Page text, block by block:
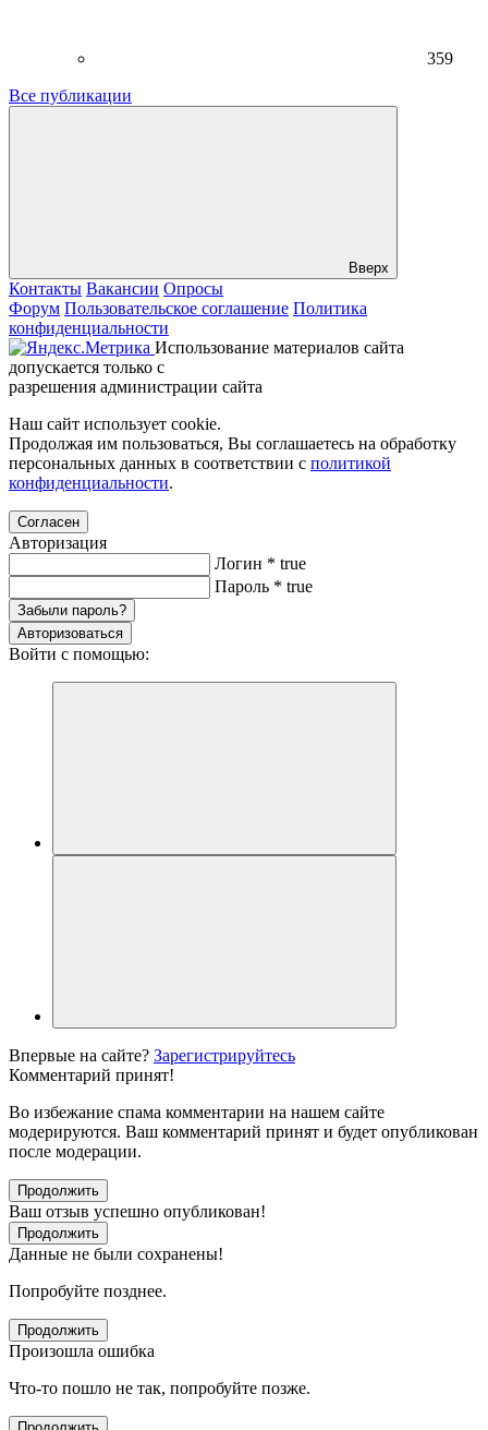
359
Все публикации
Вверх
Контакты Вакансии Опросы
Форум Пользовательское соглашение Политика
конфиденциальности
Использование материалов сайта
допускается только с
разрешения администрации сайта
Наш сайт использует cookie.
Продолжая им пользоваться, Вы соглашаетесь на обработку
персональных данных в соответствии с политикой
конфиденциальности.
Согласен
Авторизация
Логин * true
Пароль * true
Забыли пароль?
Авторизоваться
Войти с помощью:
Впервые на сайте? Зарегистрируйтесь
Комментарий принят!
Во избежание спама комментарии на нашем сайте
модерируются. Ваш комментарий принят и будет опубликован
после модерации.
Продолжить
Ваш отзыв успешно опубликован!
Продолжить
Данные не были сохранены!
Попробуйте позднее.
Продолжить
Произошла ошибка
Что-то пошло не так, попробуйте позже.